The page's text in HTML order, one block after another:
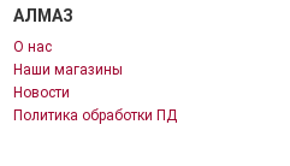
АЛМАЗ
О нас
Наши магазины
Новости
Политика обработки ПД